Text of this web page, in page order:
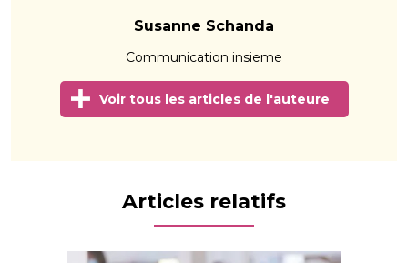
Susanne Schanda
Communication insieme
Voir tous les articles de l'auteure
Articles relatifs